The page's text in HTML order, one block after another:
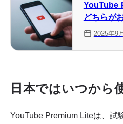
YouTube
どちらが
2025年9
日本ではいつから
YouTube Premium Liteは、試